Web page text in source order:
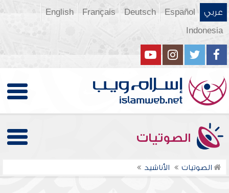
عربي Español
Deutsch
Français
English
Indonesia
الصوتيات
الصوتيات الأناشيد